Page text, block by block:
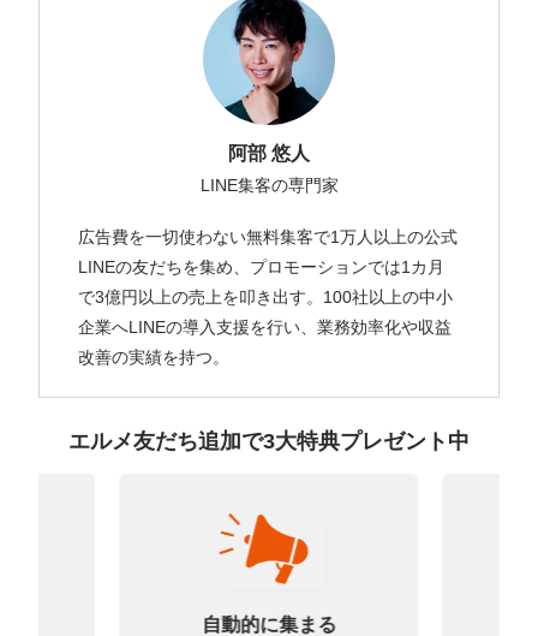
阿部 悠人
LINE集客の専門家
広告費を一切使わない無料集客で1万人以上の公式
LINEの友だちを集め、プロモーションでは1カ月
で3億円以上の売上を叩き出す。100社以上の中小
企業へLINEの導入支援を行い、業務効率化や収益
改善の実績を持つ。
エルメ友だち追加で3大特典プレゼント中
自動的に集まる